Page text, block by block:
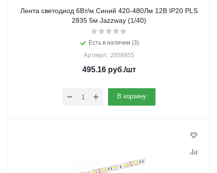
Лента светодиод 6Вт/м Синий 420-480Лм 12В IP20 PLS
2835 5м Jazzway (1/40)
Есть в наличии (3)
Артикул: .2858955
495.16руб./шт
В корзину